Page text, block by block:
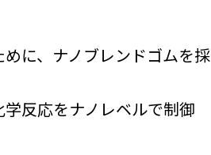
に、ナノブレンドゴムを採
反応をナノレベルで制御